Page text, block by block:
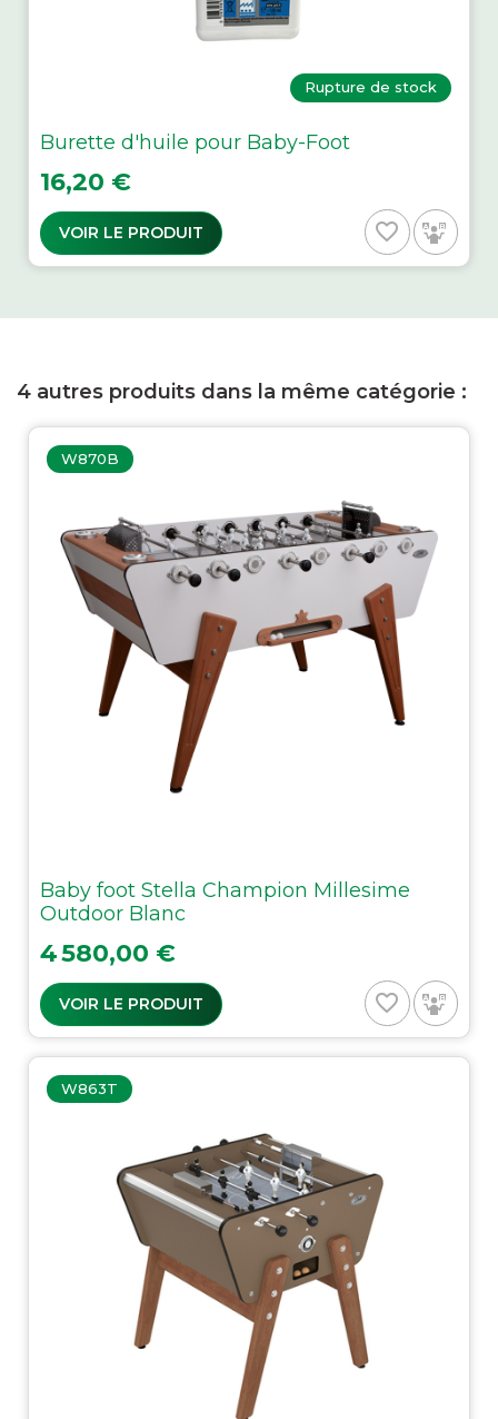
Rupture de stock
Burette d'huile pour Baby-Foot
Prix
16,20 €
VOIR LE PRODUIT favorite_border
4 autres produits dans la même catégorie :
W870B
Baby foot Stella Champion Millesime
Outdoor Blanc
Prix
4 580,00 €
VOIR LE PRODUIT favorite_border
W863T